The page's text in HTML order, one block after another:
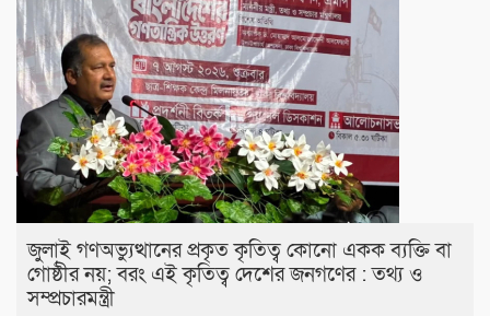
জুলাই গণঅভ্যুত্থানের প্রকৃত কৃতিত্ব কোনো একক ব্যক্তি বা
গোষ্ঠীর নয়; বরং এই কৃতিত্ব দেশের জনগণের : তথ্য ও
সম্প্রচারমন্ত্রী